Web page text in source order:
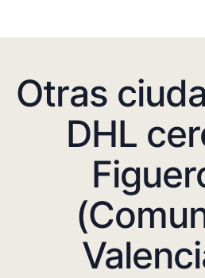
Otras
DHL